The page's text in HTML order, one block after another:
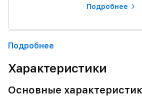
Подробнее
Подробнее
Характеристики
Основные